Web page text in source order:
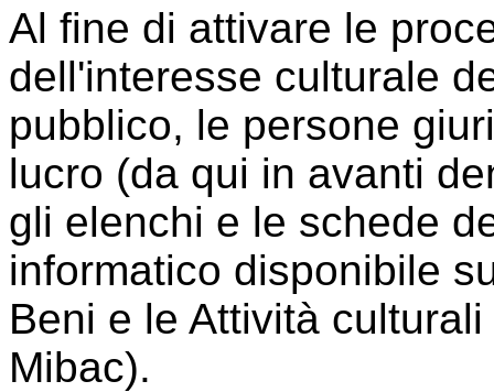
Al fine di attivare le
dell'interesse culturale
pubblico, le persone
lucro (da qui in avanti
gli elenchi e le schede
informatico disponibile
Beni e le Attività
Mibac).